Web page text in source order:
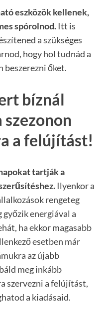
eszközök kellenek,
spórolnod. Itt is
a szükséges
hogy hol tudnád a
beszerezni őket.
bíznál
szezonon
a felújítást!
tartják a
Ilyenkor a
rengeteg
győzik energiával a
ha ekkor magasabb
esetben már
az újabb
meg inkább
szervezni a felújítást,
a kiadásaid.